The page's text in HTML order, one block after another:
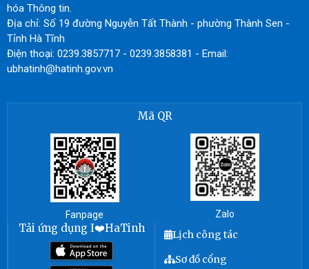
hóa Thông tin.
Địa chỉ: Số 19 đường Nguyễn Tất Thành - phường Thành Sen -
Tỉnh Hà Tĩnh
Điện thoại: 0239.3857717 - 0239.3858381 - Email:
ubhatinh@hatinh.gov.vn
Mã QR
Fanpage Zalo
Tải ứng dụng I❤️HaTinh
Lịch công tác
Sơ đồ cổng